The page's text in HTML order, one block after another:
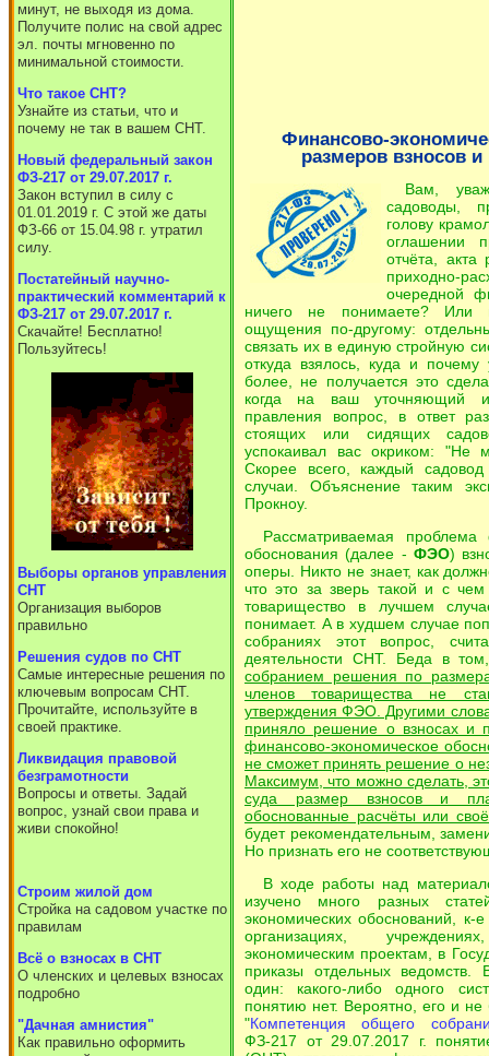
минут, не выходя из дома.
Получите полис на свой адрес
эл. почты мгновенно по
минимальной стоимости.
Что такое СНТ?
Узнайте из статьи, что и
почему не так в вашем СНТ.
Новый федеральный закон
ФЗ-217 от 29.07.2017 г.
Закон вступил в силу с
01.01.2019 г. С этой же даты
ФЗ-66 от 15.04.98 г. утратил
силу.
Постатейный научно-
практический комментарий к
ФЗ-217 от 29.07.2017 г.
Скачайте! Бесплатно!
Пользуйтесь!
Выборы органов управления
СНТ
Организация выборов
правильно
Решения судов по СНТ
Самые интересные решения по
ключевым вопросам СНТ.
Прочитайте, используйте в
своей практике.
Ликвидация правовой
безграмотности
Вопросы и ответы. Задай
вопрос, узнай свои права и
живи спокойно!
Cтроим жилой дом
Стройка на садовом участке по
правилам
Всё о взносах в СНТ
О членских и целевых взносах
подробно
"Дачная амнистия"
Как правильно оформить
Финансово-
размеров взносов
Вам,
садоводы,
голову
оглашении
отчёта, акта
очередной
ничего не понимаете? Или
ощущения по-другому:
связать их в единую стройную
откуда взялось, куда и
более, не получается это
когда на ваш уточняющий
правления вопрос, в ответ
стоящих или сидящих
успокаивал вас окриком: "Не
Скорее всего, каждый
случаи. Объяснение таким
Прокноу.
Рассматриваемая проблема
обоснования (далее - ФЭО)
оперы. Никто не знает, как
что это за зверь такой и с
товарищество в лучшем
понимает. А в худшем случае
собраниях этот вопрос,
деятельности СНТ. Беда в
собранием решения по
членов товарищества не
утверждения ФЭО. Другими
приняло решение о взносах и
финансово-экономическое
не сможет принять решение о
Максимум, что можно сделать,
суда размер взносов и
обоснованные расчёты или
будет рекомендательным,
Но признать его не
В ходе работы над
изучено много разных
экономических обоснований,
организациях,
экономическим проектам, в
приказы отдельных ведомств.
один: какого-либо одного
понятию нет. Вероятно, его и
"Компетенция общего
ФЗ-217 от 29.07.2017 г.